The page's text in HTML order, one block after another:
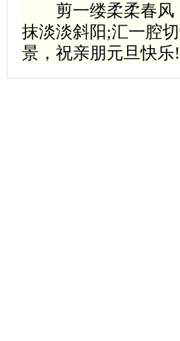
剪一缕柔柔春风
抹淡淡斜阳;汇一腔
景，祝亲朋元旦快乐!